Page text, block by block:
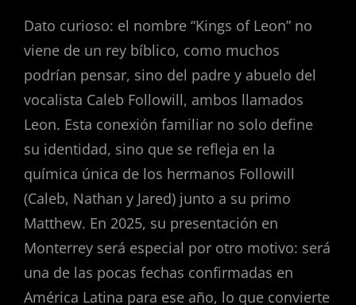
Dato curioso: el nombre “Kings of Leon” no
viene de un rey bíblico, como muchos
podrían pensar, sino del padre y abuelo del
vocalista Caleb Followill, ambos llamados
Leon. Esta conexión familiar no solo define
su identidad, sino que se refleja en la
química única de los hermanos Followill
(Caleb, Nathan y Jared) junto a su primo
Matthew. En 2025, su presentación en
Monterrey será especial por otro motivo: será
una de las pocas fechas confirmadas en
América Latina para ese año, lo que convierte